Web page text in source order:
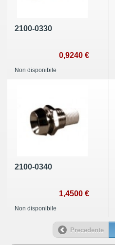
2100-0330
0,9240 €
Non disponibile
2100-0340
1,4500 €
Non disponibile
Precedente